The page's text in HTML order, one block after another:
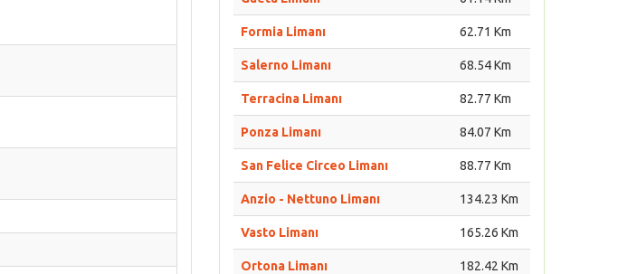
Formia Limanı 62.71 Km
Salerno Limanı 68.54 Km
Terracina Limanı 82.77 Km
Ponza Limanı 84.07 Km
San Felice Circeo Limanı 88.77 Km
Anzio - Nettuno Limanı 134.23 Km
Vasto Limanı 165.26 Km
Ortona Limanı 182.42 Km